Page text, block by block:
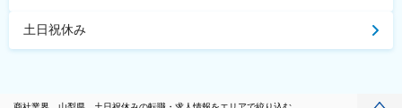
土日祝休み